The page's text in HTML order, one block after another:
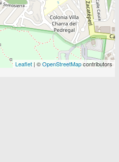
Leaflet | ©OpenStreetMapcontributors